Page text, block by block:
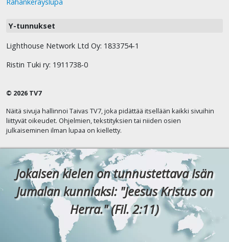
Rahankeräyslupa
Y-tunnukset
Lighthouse Network Ltd Oy: 1833754-1
Ristin Tuki ry: 1911738-0
© 2026 TV7
Näitä sivuja hallinnoi Taivas TV7, joka pidättää itsellään kaikki sivuihin
liittyvät oikeudet. Ohjelmien, tekstityksien tai niiden osien
julkaiseminen ilman lupaa on kielletty.
Jokaisen kielen on tunnustettava Isän
Jumalan kunniaksi: "Jeesus Kristus on
Herra." (Fil. 2:11)